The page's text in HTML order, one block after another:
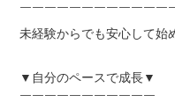
￣￣￣￣￣￣￣￣￣￣￣￣
未経験からでも安心して始
▼自分のペースで成長▼
￣￣￣￣￣￣￣￣￣￣￣